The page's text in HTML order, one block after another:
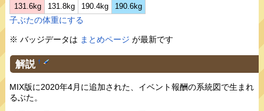
131.6kg
131.8kg 190.4kg 190.6kg
子ぶたの体重にする
※ バッジデータは まとめページ が最新です
解説 †
MIX版に2020年4月に追加された、イベント報酬の系統図で生まれ
るぶた。